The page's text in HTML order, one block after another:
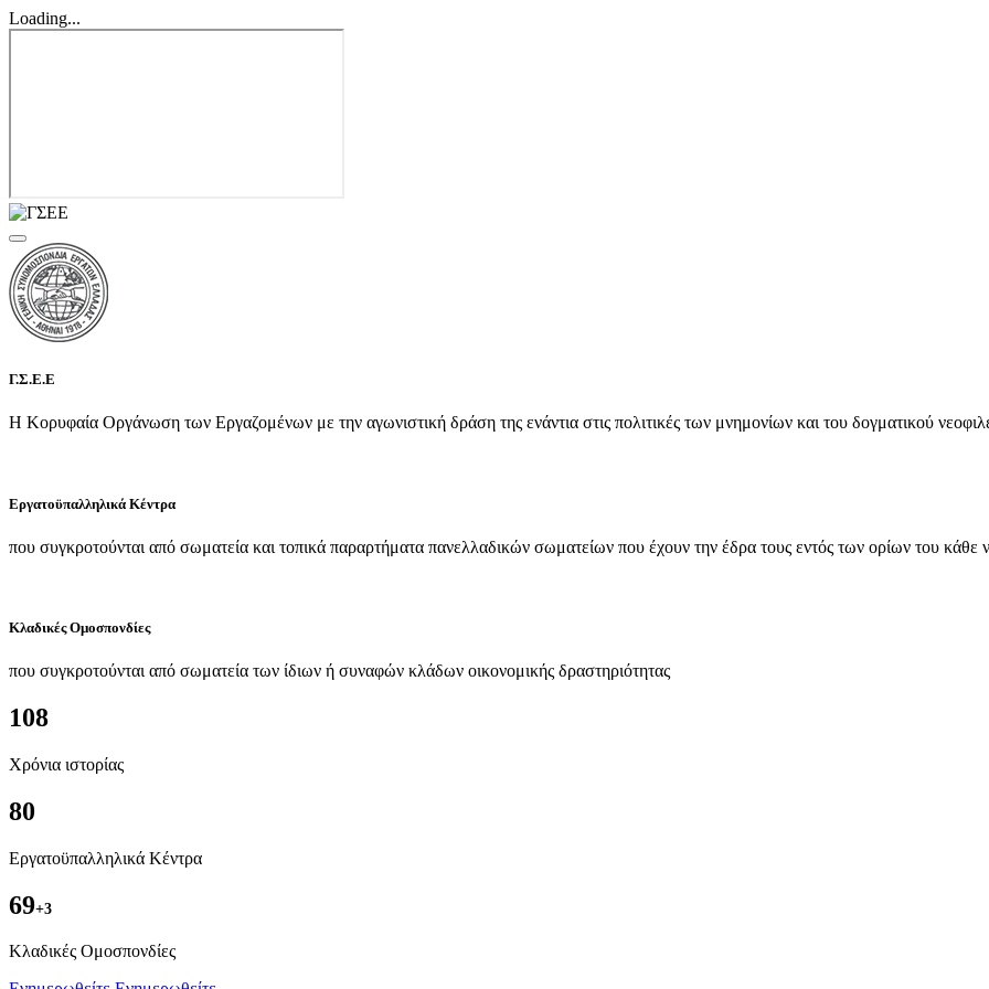
Loading...
Γ.Σ.Ε.Ε
Η Κορυφαία Οργάνωση των Εργαζομένων με την αγωνιστική δράση της ενάντια στις πολιτικές των μνημονίων και του δογματικού
Εργατοϋπαλληλικά Κέντρα
που συγκροτούνται από σωματεία και τοπικά παραρτήματα πανελλαδικών σωματείων που έχουν την έδρα τους εντός των ορίων του κάθε
Κλαδικές Ομοσπονδίες
που συγκροτούνται από σωματεία των ίδιων ή συναφών κλάδων οικονομικής δραστηριότητας
108
Χρόνια ιστορίας
80
Εργατοϋπαλληλικά Κέντρα
69+3
Kλαδικές Ομοσπονδίες